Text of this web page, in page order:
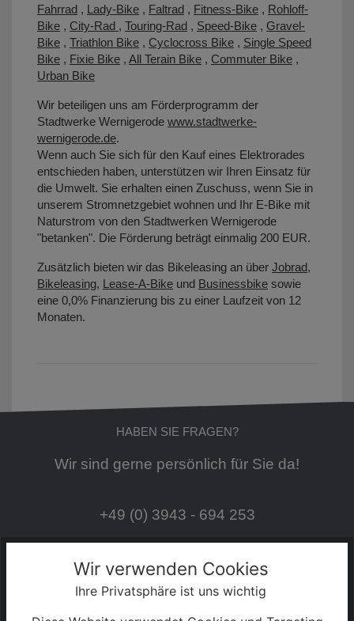
Fahrrad , Lady-Bike , Faltrad , Fitness-Bike , Rohloff-
Bike , City-Rad , Touring-Rad , Speed-Bike , Gravel-
Bike , Triathlon Bike , Cyclocross Bike , Single Speed
Bike , Fixie Bike , All Terain Bike , Commuter Bike ,
Urban Bike
Wir beteiligen uns am Förderprogramm der
Stadtwerke Wernigerode www.stadtwerke-
wernigerode.de.
Wenn auch Sie sich für den Kauf eines Elektrorades
entschieden haben, unterstützen wir Ihren Einsatz für
die Umwelt. Sie erhalten einen Zuschuss, wenn Sie in
unserem Stromnetzgebiet wohnen und Ihr E-Bike mit
Naturstrom von den Stadtwerken Wernigerode
"betanken". Die Förderung beträgt einmalig 200 EUR.
Zusätzlich bieten wir das Bikeleasing an über Jobrad,
Bikeleasing, Lease-A-Bike und Businessbike sowie
eine 0,0% Finanzierung bis zu einer Laufzeit von 12
Monaten.
HABEN SIE FRAGEN?
Wir sind gerne persönlich für Sie da!
+49 (0) 3943 - 694 253
Servicezeiten:
Mo - Fr: 08:30 - 18:00 Uhr
Wir verwenden Cookies
Ihre Privatsphäre ist uns wichtig